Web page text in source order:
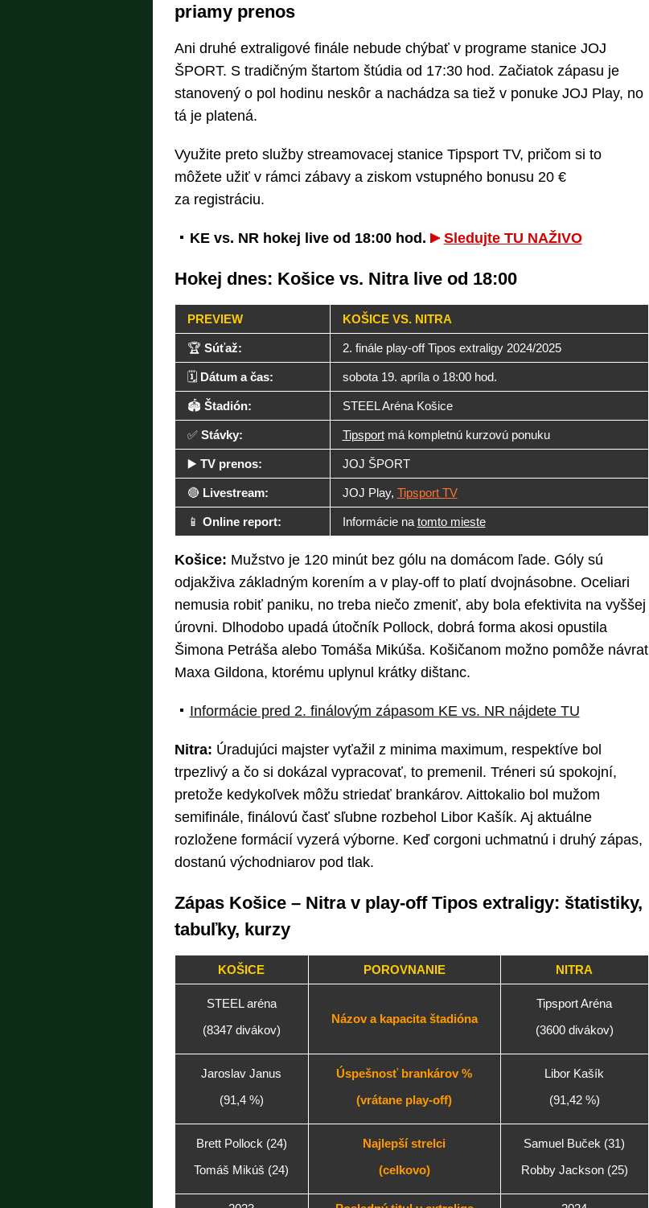
priamy prenos
Ani druhé extraligové finále nebude chýbať v programe stanice JOJ
ŠPORT. S tradičným štartom štúdia od 17:30 hod. Začiatok zápasu je
stanovený o pol hodinu neskôr a nachádza sa tiež v ponuke JOJ Play, no
tá je platená.
Využite preto služby streamovacej stanice Tipsport TV, pričom si to
môžete užiť v rámci zábavy a ziskom vstupného bonusu 20 €
za registráciu.
KE vs. NR hokej live od 18:00 hod. Sledujte TU NAŽIVO
Hokej dnes: Košice vs. Nitra live od 18:00
PREVIEW KOŠICE VS. NITRA
🏆 Súťaž: 2. finále play-off Tipos extraligy 2024/2025
🗓️ Dátum a čas: sobota 19. apríla o 18:00 hod.
🏟️ Štadión: STEEL Aréna Košice
✅ Stávky: Tipsportmá kompletnú kurzovú ponuku
▶️ TV prenos: JOJ ŠPORT
🔴 Livestream: JOJ Play, Tipsport TV
📱 Online report: Informácie na tomto mieste
Košice: Mužstvo je 120 minút bez gólu na domácom ľade. Góly sú
odjakživa základným korením a v play-off to platí dvojnásobne. Oceliari
nemusia robiť paniku, no treba niečo zmeniť, aby bola efektivita na vyššej
úrovni. Dlhodobo upadá útočník Pollock, dobrá forma akosi opustila
Šimona Petráša alebo Tomáša Mikúša. Košičanom možno pomôže návrat
Maxa Gildona, ktorému uplynul krátky dištanc.
Informácie pred 2. finálovým zápasom KE vs. NR nájdete TU
Nitra: Úradujúci majster vyťažil z minima maximum, respektíve bol
trpezlivý a čo si dokázal vypracovať, to premenil. Tréneri sú spokojní,
pretože kedykoľvek môžu striedať brankárov. Aittokalio bol mužom
semifinále, finálovú časť sľubne rozbehol Libor Kašík. Aj aktuálne
rozložene formácií vyzerá výborne. Keď corgoni uchmatnú i druhý zápas,
dostanú východniarov pod tlak.
Zápas Košice – Nitra v play-off Tipos extraligy: štatistiky,
tabuľky, kurzy
KOŠICE POROVNANIE NITRA
STEEL aréna
(8347 divákov)
Názov a kapacita štadióna
Tipsport Aréna
(3600 divákov)
Jaroslav Janus
(91,4 %)
Úspešnosť brankárov %
(vrátane play-off)
Libor Kašík
(91,42 %)
Brett Pollock (24)
Tomáš Mikúš (24)
Najlepší strelci
(celkovo)
Samuel Buček (31)
Robby Jackson (25)